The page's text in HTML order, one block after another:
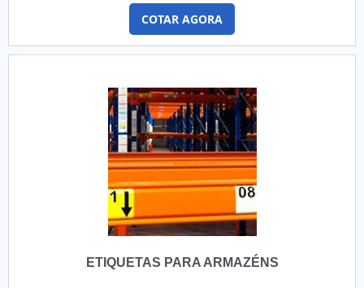
maquinários pesados e ativos fixos que são constantemente
manuseados, que sofrem atritos ou trepidação.MAIS
INFORMAÇÕES RELEVANTES SOBRE O PRODUTOProduzido
com materiais flexíveis ou metálicos tendo como uma das
privada, com logo, códigos e numerações visando o controle
do patrimônio da empresa sendo hoje, um dos principais
diferenciais na atualidade para segmentos como
estabelecimentos, comércio, empresas e entre
outros. Pensando mais a longo prazo, é altamente utilizado
por características como alta qualidade e eficiência,
características que torna o uso de grande valia, em vários
setores e segmentos o uso é indispensável. Os principais
diferenciais do produto estão na lista abaixo:Confere leveza
ou rebites;É resistente a raios UV, produtos químicos,
COTAR AGORA
ETIQUETAS PARA ARMAZÉNS